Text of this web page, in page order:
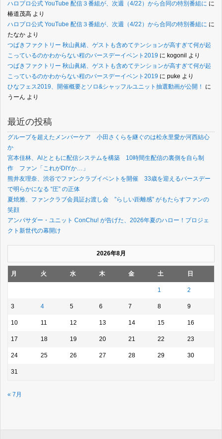
ハロプロ公式 YouTube 配信３番組が、次週（4/22）から合同の特別番組に に
椿道茂高 より
ハロプロ公式 YouTube 配信３番組が、次週（4/22）から合同の特別番組に に
たなか より
つばきファクトリー 秋山眞緒、ゲストも含めてテンションが高すぎて何が起
こっているのかわからない程のバースデーイベント2019 に kogonil より
つばきファクトリー 秋山眞緒、ゲストも含めてテンションが高すぎて何が起
こっているのかわからない程のバースデーイベント2019 に puke より
ひなフェス2019、開催概要とソロ&シャッフルユニット抽選動画が公開！
に
うーん より
最近の投稿
グループを超えたメンバーケア 小田さくらを継ぐのは松永里愛か河西結心
か
宮本佳林、AIとともに配信システムを構築 10時間生配信の裏側を自ら制
作 ファン「これがDIYか…」
熊井友理奈、渋谷でファンクラブイベントを開催 33歳を迎えるバースデー
で明らかになる “圧” の正体
夏焼雅、ファンクラブ会員証お渡し会 ”らしい距離感” がもたらすファンの
笑顔
アンバサダー・ユニット ConChu! が告げた、2026年夏のハロー！プロジェ
クト新世代の幕開け
2026年8月
月 火 水 木 金 土 日
1 2
3 4 5 6 7 8 9
10 11 12 13 14 15 16
17 18 19 20 21 22 23
24 25 26 27 28 29 30
31
« 7月